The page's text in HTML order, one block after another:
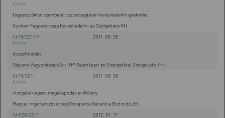
Auchan Magyarország Kereskedelmi és Szolgáltató Kft.
fogyasztókkal szembeni tisztességtelen kereskedelmi gyakorlat
2011. 05. 26
Vj-18/2011/7
Olajterv Vagyonkezelő Zrt. HP Team Ipari és Energetikai Szolgáltató Kft.
összefonódás
2011. 09. 26
Vj-19/2011
Magyar Ingatlanszövetség Groupama Garancia Biztosító Zrt.
vizsgálói végzés megállapodás erőfölény
2012. 01. 17
Vj-020/2011